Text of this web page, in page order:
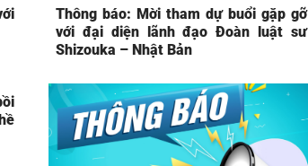
Thông báo: Mời tham dự buổi gặp gỡ
với đại diện lãnh đạo Đoàn luật sư
Shizouka – Nhật Bản